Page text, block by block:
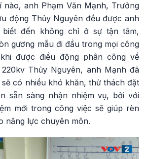
anh Phạm Văn Mạnh, Trưởng
động Thủy Nguyên đều được anh
biết đến không chỉ ở sự tận tâm,
gương mẫu đi đầu trong mọi công
được điều động phân công về
Thủy Nguyên, anh Mạnh đã
có nhiều khó khăn, thử thách đặt
sẵn sàng nhận nhiệm vụ, bởi với
mới trong công việc sẽ giúp rèn
năng lực chuyên môn.